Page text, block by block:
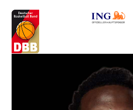
OFFIZIELLER HAUPTSPONSOR